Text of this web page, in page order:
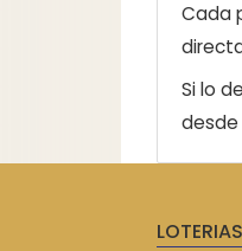
Cada
Si lo
desde